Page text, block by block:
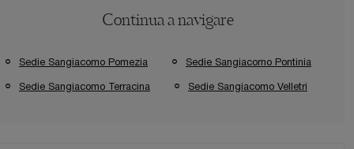
Continua a navigare
Sedie Sangiacomo Pomezia Sedie Sangiacomo Pontinia
Sedie Sangiacomo Terracina Sedie Sangiacomo Velletri